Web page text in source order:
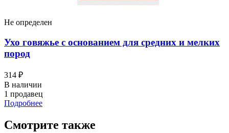
Не определен
Ухо говяжье с основанием для средних и мелких
пород
314 ₽
В наличии
1 продавец
Подробнее
Смотрите также